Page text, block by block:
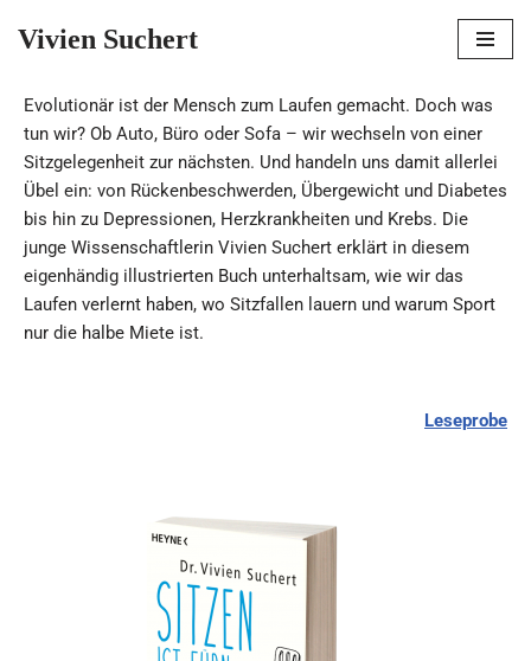
Vivien Suchert
Und darum geht’s:
Evolutionär ist der Mensch zum Laufen gemacht. Doch was
tun wir? Ob Auto, Büro oder Sofa – wir wechseln von einer
Sitzgelegenheit zur nächsten. Und handeln uns damit allerlei
Übel ein: von Rückenbeschwerden, Übergewicht und Diabetes
bis hin zu Depressionen, Herzkrankheiten und Krebs. Die
junge Wissenschaftlerin Vivien Suchert erklärt in diesem
eigenhändig illustrierten Buch unterhaltsam, wie wir das
Laufen verlernt haben, wo Sitzfallen lauern und warum Sport
nur die halbe Miete ist.
Leseprobe